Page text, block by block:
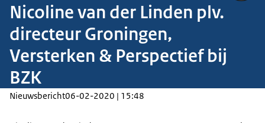
Nicoline van der Linden plv.
directeur Groningen,
Versterken & Perspectief bij
BZK
Nieuwsbericht06-02-2020 | 15:48